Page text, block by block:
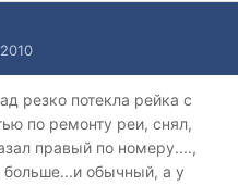
резко потекла рейка с
по ремонту реи, снял,
правый по номеру....,
обычный, а у